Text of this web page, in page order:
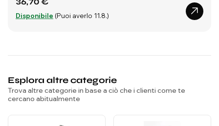
Disponibile (Puoi averlo 11.8.)
Esplora altre categorie
Trova altre categorie in base a ciò che i clienti come te
cercano abitualmente